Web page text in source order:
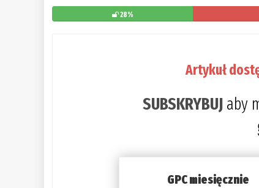
28%
Artykuł
SUBSKRYBUJaby
GPC miesięcznie